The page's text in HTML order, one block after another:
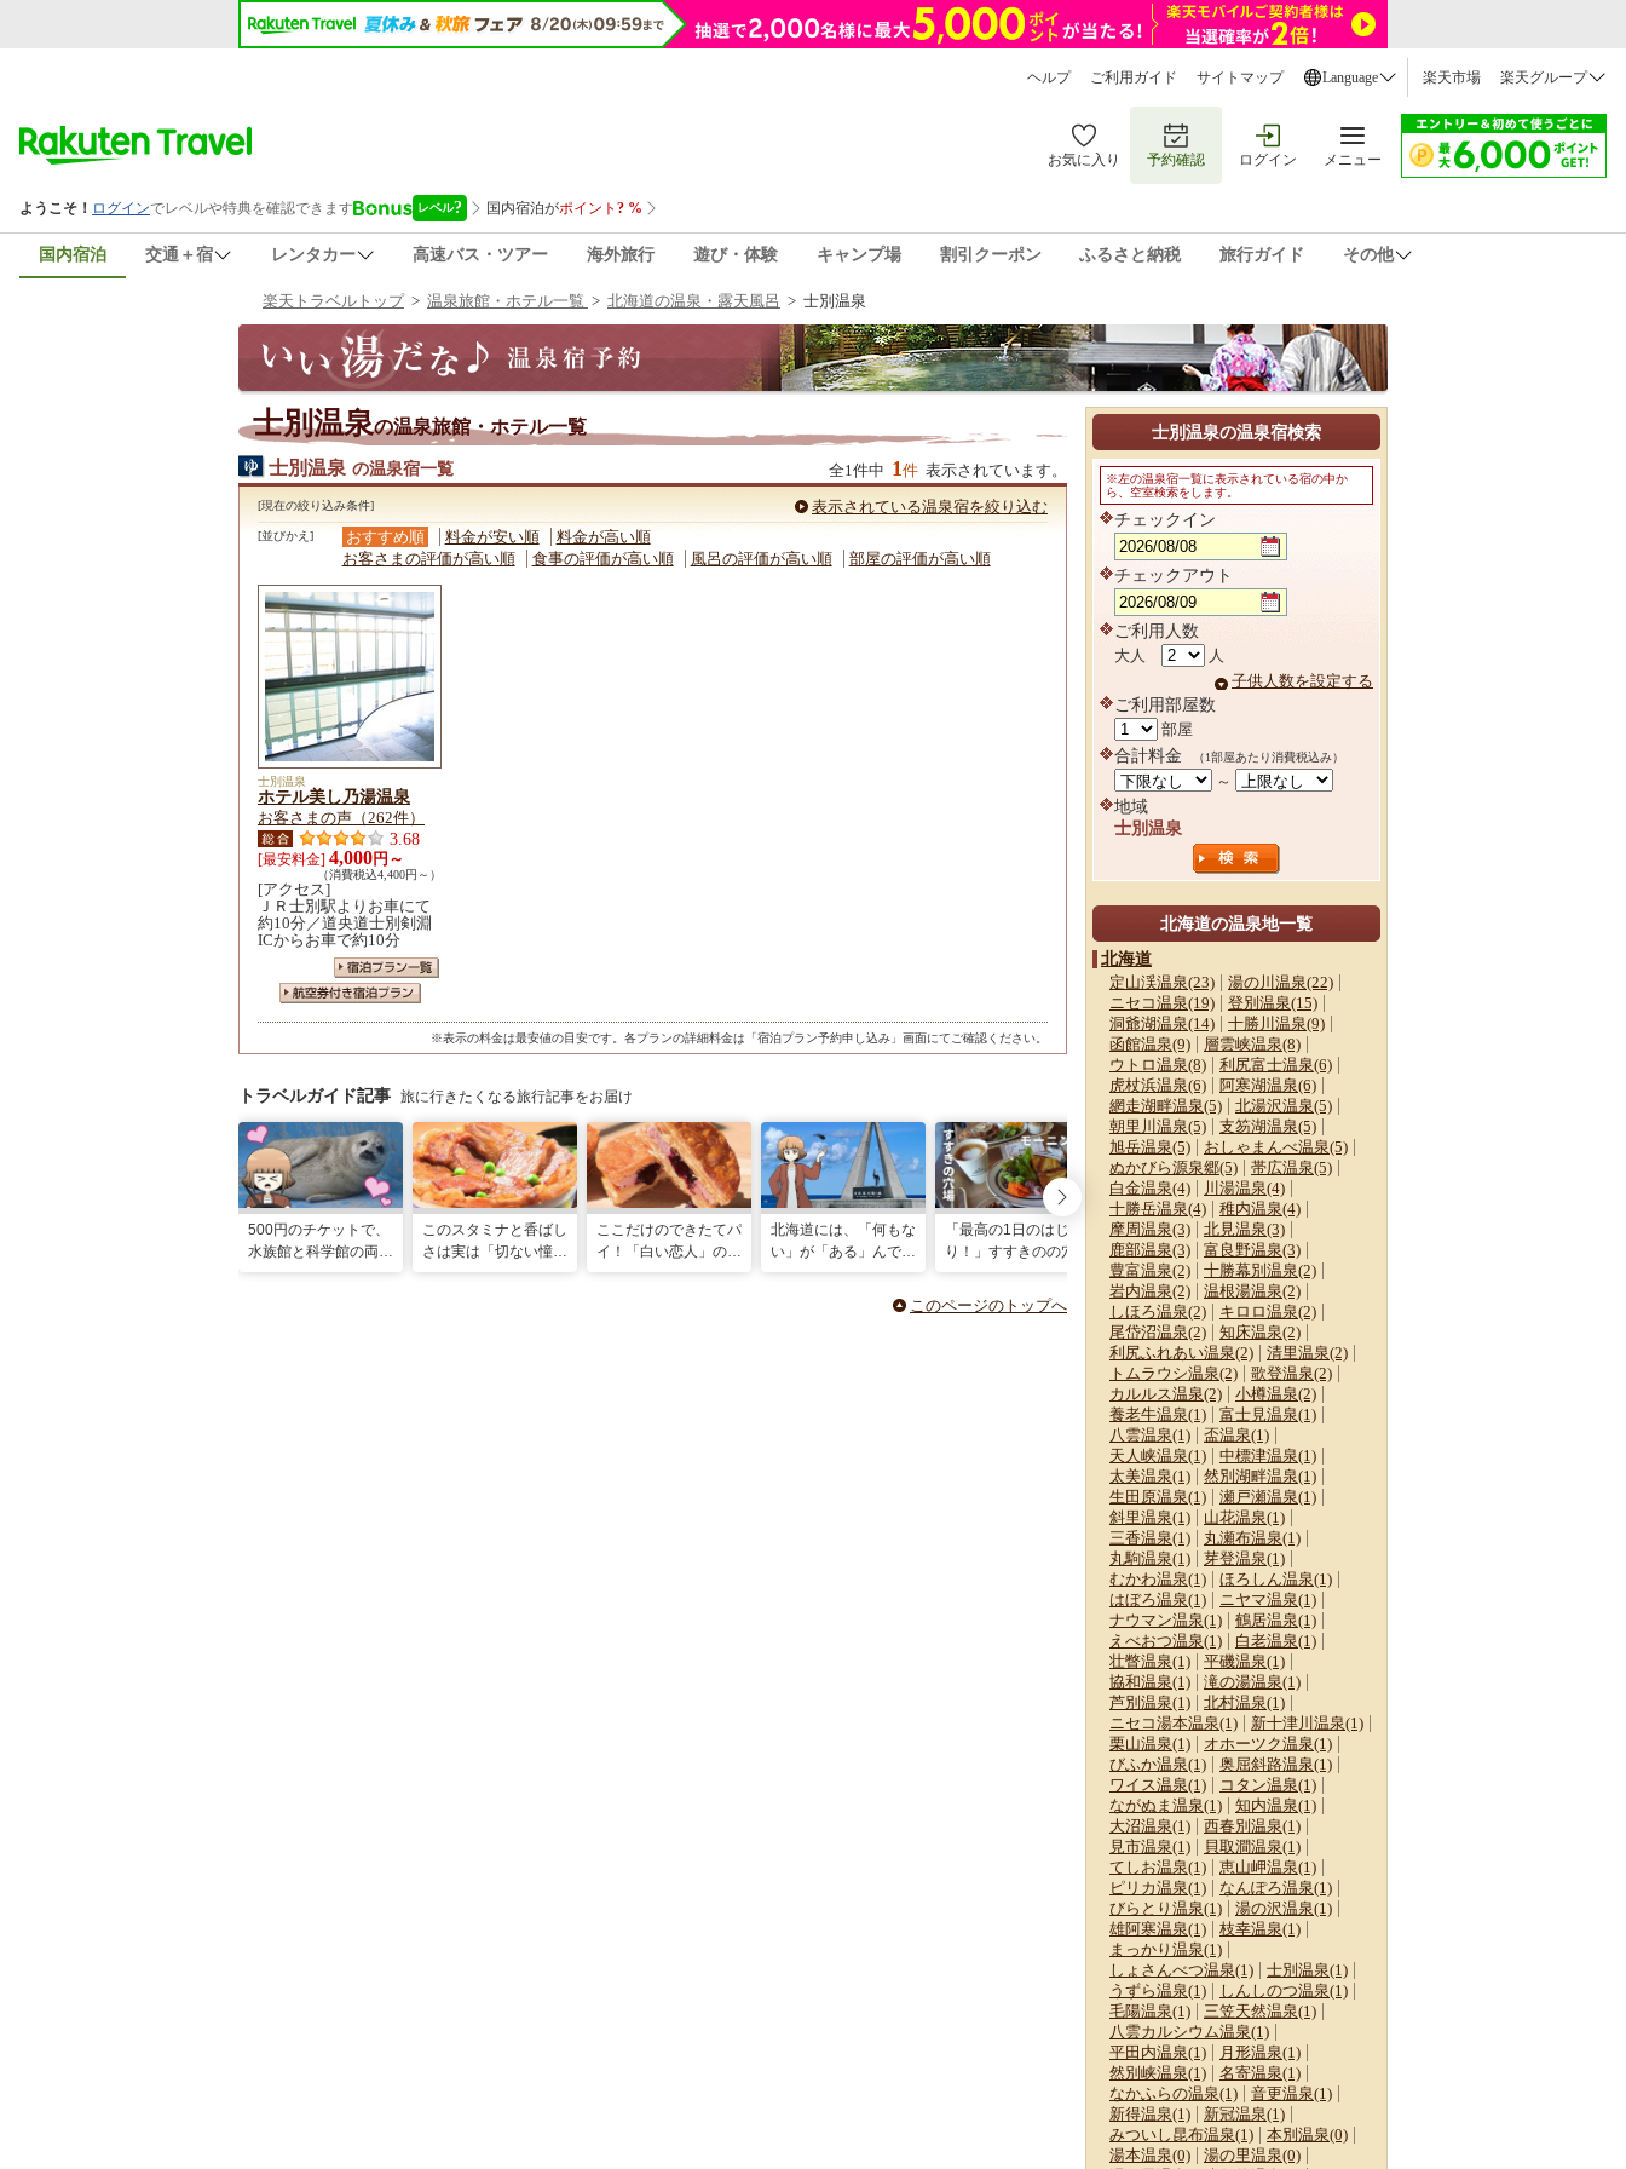
ヘルプ ご利用ガイド サイトマップ Language 楽天市場 楽天グループ
お気に入り 予約確認 ログイン メニュー
国内宿泊 交通＋宿 レンタカー 高速バス・ツアー 海外旅行 遊び・体験 キャンプ場 割引クーポン ふるさと納税 旅行ガイド その他
楽天トラベルトップ> 温泉旅館・ホテル一覧 > 北海道の温泉・露天風呂 > 士別温泉
士別温泉の温泉旅館・ホテル一覧
士別温泉 の温泉宿一覧 全1件中 1件 表示されています。
[現在の絞り込み条件] 表示されている温泉宿を絞り込む
[並びかえ] おすすめ順 料金が安い順
料金が高い順
お客さまの評価が高い順
食事の評価が高い順 風呂の評価が高い順 部屋の評価が高い順
士別温泉
ホテル美し乃湯温泉
お客さまの声（262件）
3.68
[最安料金] 4,000円～
（消費税込4,400円～）
[アクセス]
ＪＲ士別駅よりお車にて
約10分／道央道士別剣淵
ICからお車で約10分
※表示の料金は最安値の目安です。各プランの詳細料金は「宿泊プラン予約申し込み」画面にてご確認ください。
トラベルガイド記事 旅に行きたくなる旅行記事をお届け
500円のチケットで、
水族館と科学館の両方
このスタミナと香ばし
さは実は「切ない憧
ここだけのできたてパ
イ！「白い恋人」の石
北海道には、「何もな
い」が「ある」んです
歓喜する絶景を目指し
「最高の1日のはじま
り！」すすきのの穴場
を満喫しよう！
「神様からの贈りも
の」北海道の新スポッ
トがオープン！奇跡の
恐竜の本物化石が足元
に
こっそり教えます！片
道1時間＆登山の魅力
がたっぷりな『穴場の
低山』3選
このページのトップへ
士別温泉の温泉宿検索
※左の温泉宿一覧に表示されている宿の中か
ら、空室検索をします。
チェックイン
チェックアウト
ご利用人数
大人
人
子供人数を設定する
ご利用部屋数
部屋
合計料金 （1部屋あたり消費税込み）
～
地域
士別温泉
北海道の温泉地一覧
北海道
定山渓温泉(23)
湯の川温泉(22)
ニセコ温泉(19)
登別温泉(15)
洞爺湖温泉(14)
十勝川温泉(9)
函館温泉(9)
層雲峡温泉(8)
ウトロ温泉(8)
利尻富士温泉(6)
虎杖浜温泉(6)
阿寒湖温泉(6)
網走湖畔温泉(5)
北湯沢温泉(5)
朝里川温泉(5)
支笏湖温泉(5)
旭岳温泉(5)
おしゃまんべ温泉(5)
ぬかびら源泉郷(5)
帯広温泉(5)
白金温泉(4)
川湯温泉(4)
十勝岳温泉(4)
稚内温泉(4)
摩周温泉(3)
北見温泉(3)
鹿部温泉(3)
富良野温泉(3)
豊富温泉(2)
十勝幕別温泉(2)
岩内温泉(2)
温根湯温泉(2)
しほろ温泉(2)
キロロ温泉(2)
尾岱沼温泉(2)
知床温泉(2)
利尻ふれあい温泉(2)
清里温泉(2)
トムラウシ温泉(2)
歌登温泉(2)
カルルス温泉(2)
小樽温泉(2)
養老牛温泉(1)
富士見温泉(1)
八雲温泉(1)
盃温泉(1)
天人峡温泉(1)
中標津温泉(1)
太美温泉(1)
然別湖畔温泉(1)
生田原温泉(1)
瀬戸瀬温泉(1)
斜里温泉(1)
山花温泉(1)
三香温泉(1)
丸瀬布温泉(1)
丸駒温泉(1)
芽登温泉(1)
むかわ温泉(1)
ほろしん温泉(1)
はぼろ温泉(1)
ニヤマ温泉(1)
ナウマン温泉(1)
鶴居温泉(1)
えべおつ温泉(1)
白老温泉(1)
壮瞥温泉(1)
平磯温泉(1)
協和温泉(1)
滝の湯温泉(1)
芦別温泉(1)
北村温泉(1)
ニセコ湯本温泉(1)
新十津川温泉(1)
栗山温泉(1)
オホーツク温泉(1)
びふか温泉(1)
奥屈斜路温泉(1)
ワイス温泉(1)
コタン温泉(1)
ながぬま温泉(1)
知内温泉(1)
大沼温泉(1)
西春別温泉(1)
見市温泉(1)
貝取澗温泉(1)
てしお温泉(1)
恵山岬温泉(1)
ピリカ温泉(1)
なんぽろ温泉(1)
びらとり温泉(1)
湯の沢温泉(1)
雄阿寒温泉(1)
枝幸温泉(1)
まっかり温泉(1)
しょさんべつ温泉(1)
士別温泉(1)
うずら温泉(1)
しんしのつ温泉(1)
毛陽温泉(1)
三笠天然温泉(1)
八雲カルシウム温泉(1)
平田内温泉(1)
月形温泉(1)
然別峡温泉(1)
名寄温泉(1)
なかふらの温泉(1)
音更温泉(1)
新得温泉(1)
新冠温泉(1)
みついし昆布温泉(1)
本別温泉(0)
湯本温泉(0)
湯の里温泉(0)